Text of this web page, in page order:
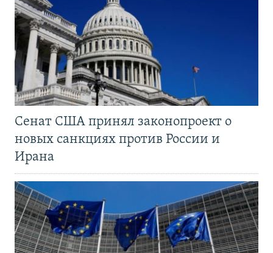
Сенат США принял законопроект о
новых санкциях против России и
Ирана